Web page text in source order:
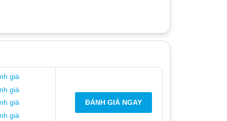
giá
giá
giá
giá
ĐÁNH GIÁ NGAY